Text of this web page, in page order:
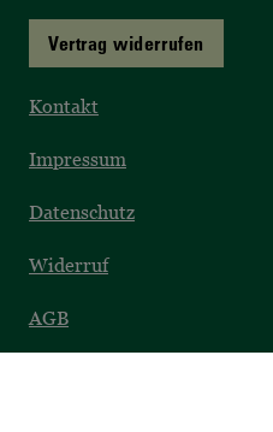
Vertrag widerrufen
Kontakt
Impressum
Datenschutz
Widerruf
AGB